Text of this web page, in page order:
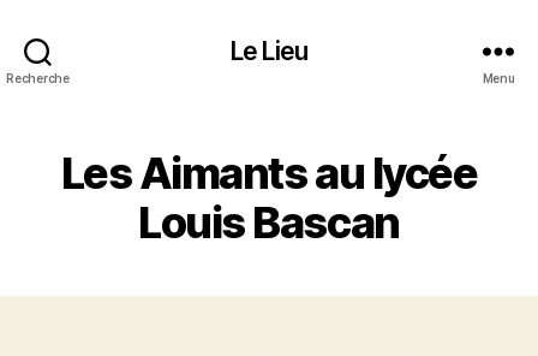
Recherche
Le Lieu
Menu
Les Aimants au lycée
Louis Bascan